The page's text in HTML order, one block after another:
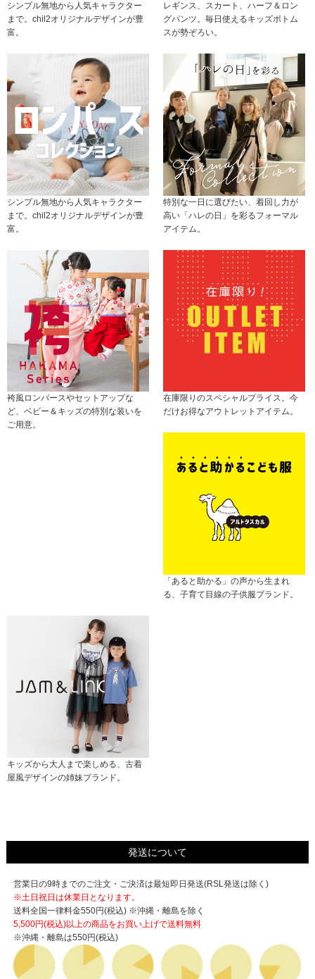
シンプル無地から人気キャラクター
まで。chil2オリジナルデザインが豊
富。
レギンス、スカート、ハーフ＆ロン
グパンツ。毎日使えるキッズボトム
スが勢ぞろい。
シンプル無地から人気キャラクター
まで。chil2オリジナルデザインが豊
富。
特別な一日に選びたい、着回し力が
高い「ハレの日」を彩るフォーマル
アイテム。
袴風ロンパースやセットアップな
ど、ベビー＆キッズの特別な装いを
ご用意。
在庫限りのスペシャルプライス。今
だけお得なアウトレットアイテム。
「あると助かる」の声から生まれ
る、子育て目線の子供服ブランド。
キッズから大人まで楽しめる、古着
屋風デザインの姉妹ブランド。
発送について
営業日の9時までのご注文・ご決済は最短即日発送(RSL発送は除く)
※土日祝日は休業日となります。
送料全国一律料金550円(税込) ※沖縄・離島を除く
5,500円(税込)以上の商品をお買い上げで送料無料
※沖縄・離島は550円(税込)